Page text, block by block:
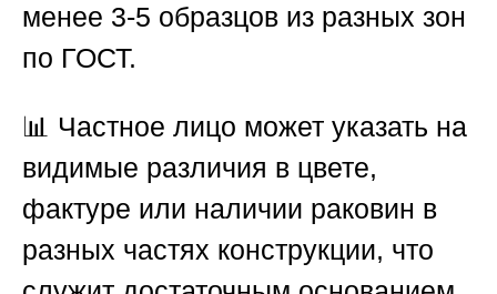
менее 3-5 образцов из разных зон
по ГОСТ.
📊 Частное лицо может указать на
видимые различия в цвете,
фактуре или наличии раковин в
разных частях конструкции, что